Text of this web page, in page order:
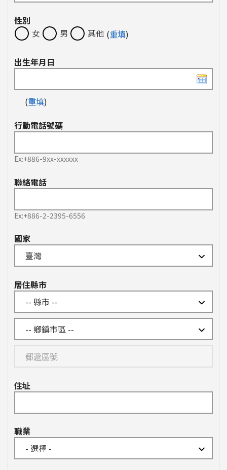
性別
女
男 其他 (重填)
出生年月日
(重填)
行動電話號碼
Ex:+886-9xx-xxxxxx
聯絡電話
Ex:+886-2-2395-6556
國家
居住縣市
住址
職業